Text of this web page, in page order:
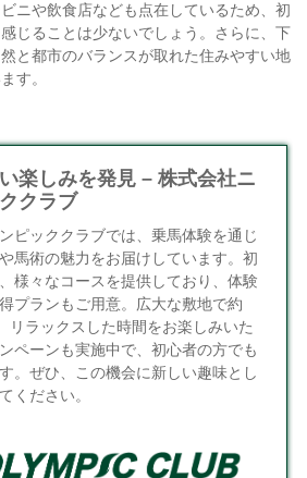
ニや飲食店なども点在しているため、初
じることは少ないでしょう。さらに、下
と都市のバランスが取れた住みやすい地
す。
楽しみを発見 – 株式会社ニ
クラブ
ピッククラブでは、乗馬体験を通じ
馬術の魅力をお届けしています。初
様々なコースを提供しており、体験
プランもご用意。広大な敷地で約
リラックスした時間をお楽しみいた
ペーンも実施中で、初心者の方でも
。ぜひ、この機会に新しい趣味とし
ください。